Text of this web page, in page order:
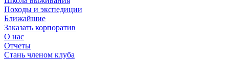
Походы и экспедиции
Ближайшие
Заказать корпоратив
О нас
Отчеты
Стань членом клуба